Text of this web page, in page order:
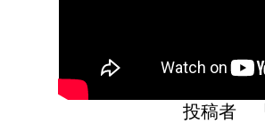
投稿者